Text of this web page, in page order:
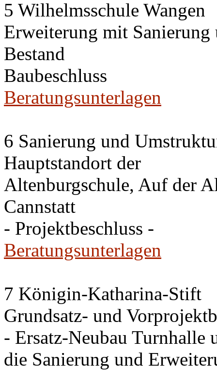
5 Wilhelmsschule Wangen
Erweiterung mit
Bestand
Baubeschluss
Beratungsunterlagen
6 Sanierung und
Hauptstandort der
Altenburgschule, Auf der
Cannstatt
- Projektbeschluss -
Beratungsunterlagen
7 Königin-Katharina-Stift
Grundsatz- und
- Ersatz-Neubau Turnhalle
die Sanierung und